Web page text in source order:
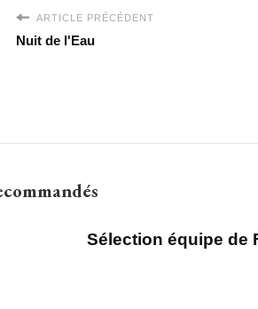
ARTICLE PRÉCÉDENT
Nuit de l'Eau
Sélection équipe de